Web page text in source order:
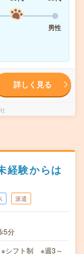
男性
詳しく見る
経験からは
派遣
5分
シフト制 ※週3～